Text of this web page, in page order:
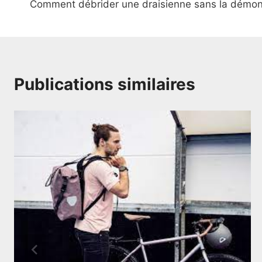
de
Comment débrider une draisienne sans la
Publications similaires